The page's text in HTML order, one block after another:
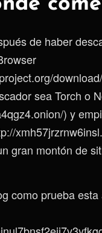
de haber
sea Torch o
) y
gran montón de
como prueba